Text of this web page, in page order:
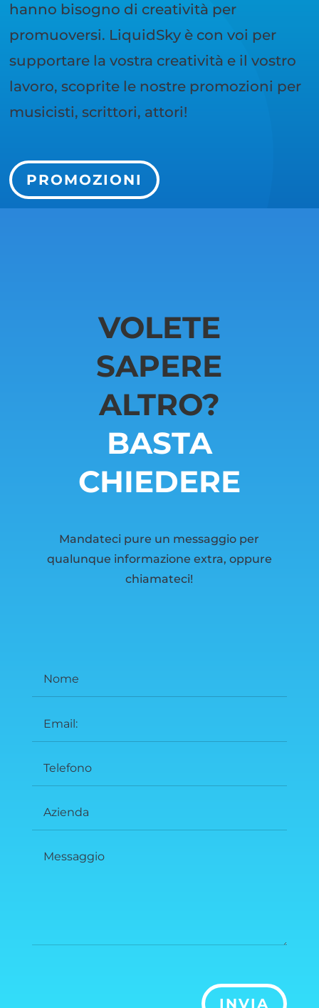
hanno bisogno di creatività per
promuoversi. LiquidSky è con voi per
supportare la vostra creatività e il vostro
lavoro, scoprite le nostre promozioni per
musicisti, scrittori, attori!
PROMOZIONI
VOLETE
SAPERE
ALTRO?
BASTA
CHIEDERE
Mandateci pure un messaggio per
qualunque informazione extra, oppure
chiamateci!
INVIA